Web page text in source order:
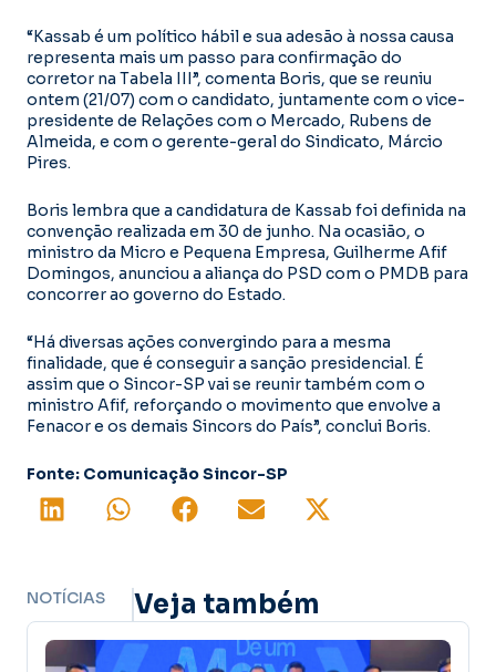
“Kassab é um político hábil e sua adesão à nossa causa
representa mais um passo para confirmação do
corretor na Tabela III”, comenta Boris, que se reuniu
ontem (21/07) com o candidato, juntamente com o vice-
presidente de Relações com o Mercado, Rubens de
Almeida, e com o gerente-geral do Sindicato, Márcio
Pires.
Boris lembra que a candidatura de Kassab foi definida na
convenção realizada em 30 de junho. Na ocasião, o
ministro da Micro e Pequena Empresa, Guilherme Afif
Domingos, anunciou a aliança do PSD com o PMDB para
concorrer ao governo do Estado.
“Há diversas ações convergindo para a mesma
finalidade, que é conseguir a sanção presidencial. É
assim que o Sincor-SP vai se reunir também com o
ministro Afif, reforçando o movimento que envolve a
Fenacor e os demais Sincors do País”, conclui Boris.
Fonte: Comunicação Sincor-SP
NOTÍCIAS Veja também